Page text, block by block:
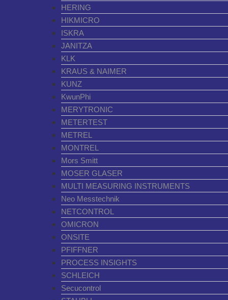
HERING
HIKMICRO
ISKRA
JANITZA
KLK
KRAUS & NAIMER
KUNZ
KwunPhi
MERYTRONIC
METERTEST
METREL
MONTREL
Mors Smitt
MOSER GLASER
MULTI MEASURING INSTRUMENTS
Neo Messtechnik
NETCONTROL
OMICRON
ONSITE
PFIFFNER
PROCESS INSIGHTS
SCHLEICH
Secucontrol